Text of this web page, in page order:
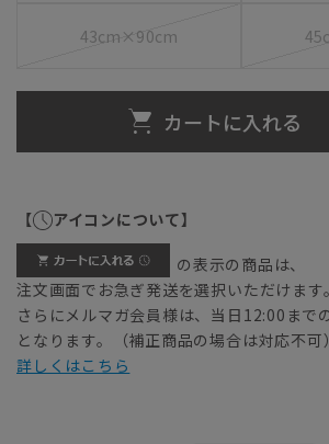
43cm×90cm
カートに入れる
【 アイコンについて】
の表示の商品は、
注文画面でお急ぎ発送を選択いただけます。
さらにメルマガ会員様は、当日12:00まで
となります。（補正商品の場合は対応不可）
詳しくはこちら